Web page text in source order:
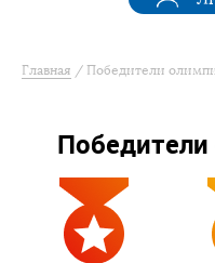
Главная Победители